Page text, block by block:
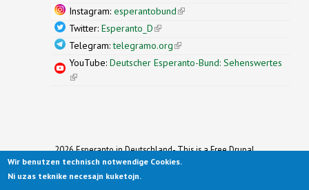
Instagram: esperantobund(link is external)
Twitter: Esperanto_D(link is external)
Telegram:telegramo.org(link is external)
YouTube: Deutscher Esperanto-Bund: Sehenswertes
(link is external)
2026 Esperanto in Deutschland- This is a Free Drupal
Theme
Ported to Drupal for the Open Source Community by
Wir benutzen technisch notwendige Cookies.
Ni uzas teknike necesajn kuketojn.